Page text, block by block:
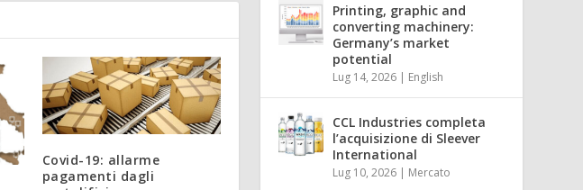
Covid-19: allarme
pagamenti dagli
Printing, graphic and
converting machinery:
Germany’s market
potential
Lug 14, 2026 | English
CCL Industries completa
l’acquisizione di Sleever
International
Lug 10, 2026 | Mercato